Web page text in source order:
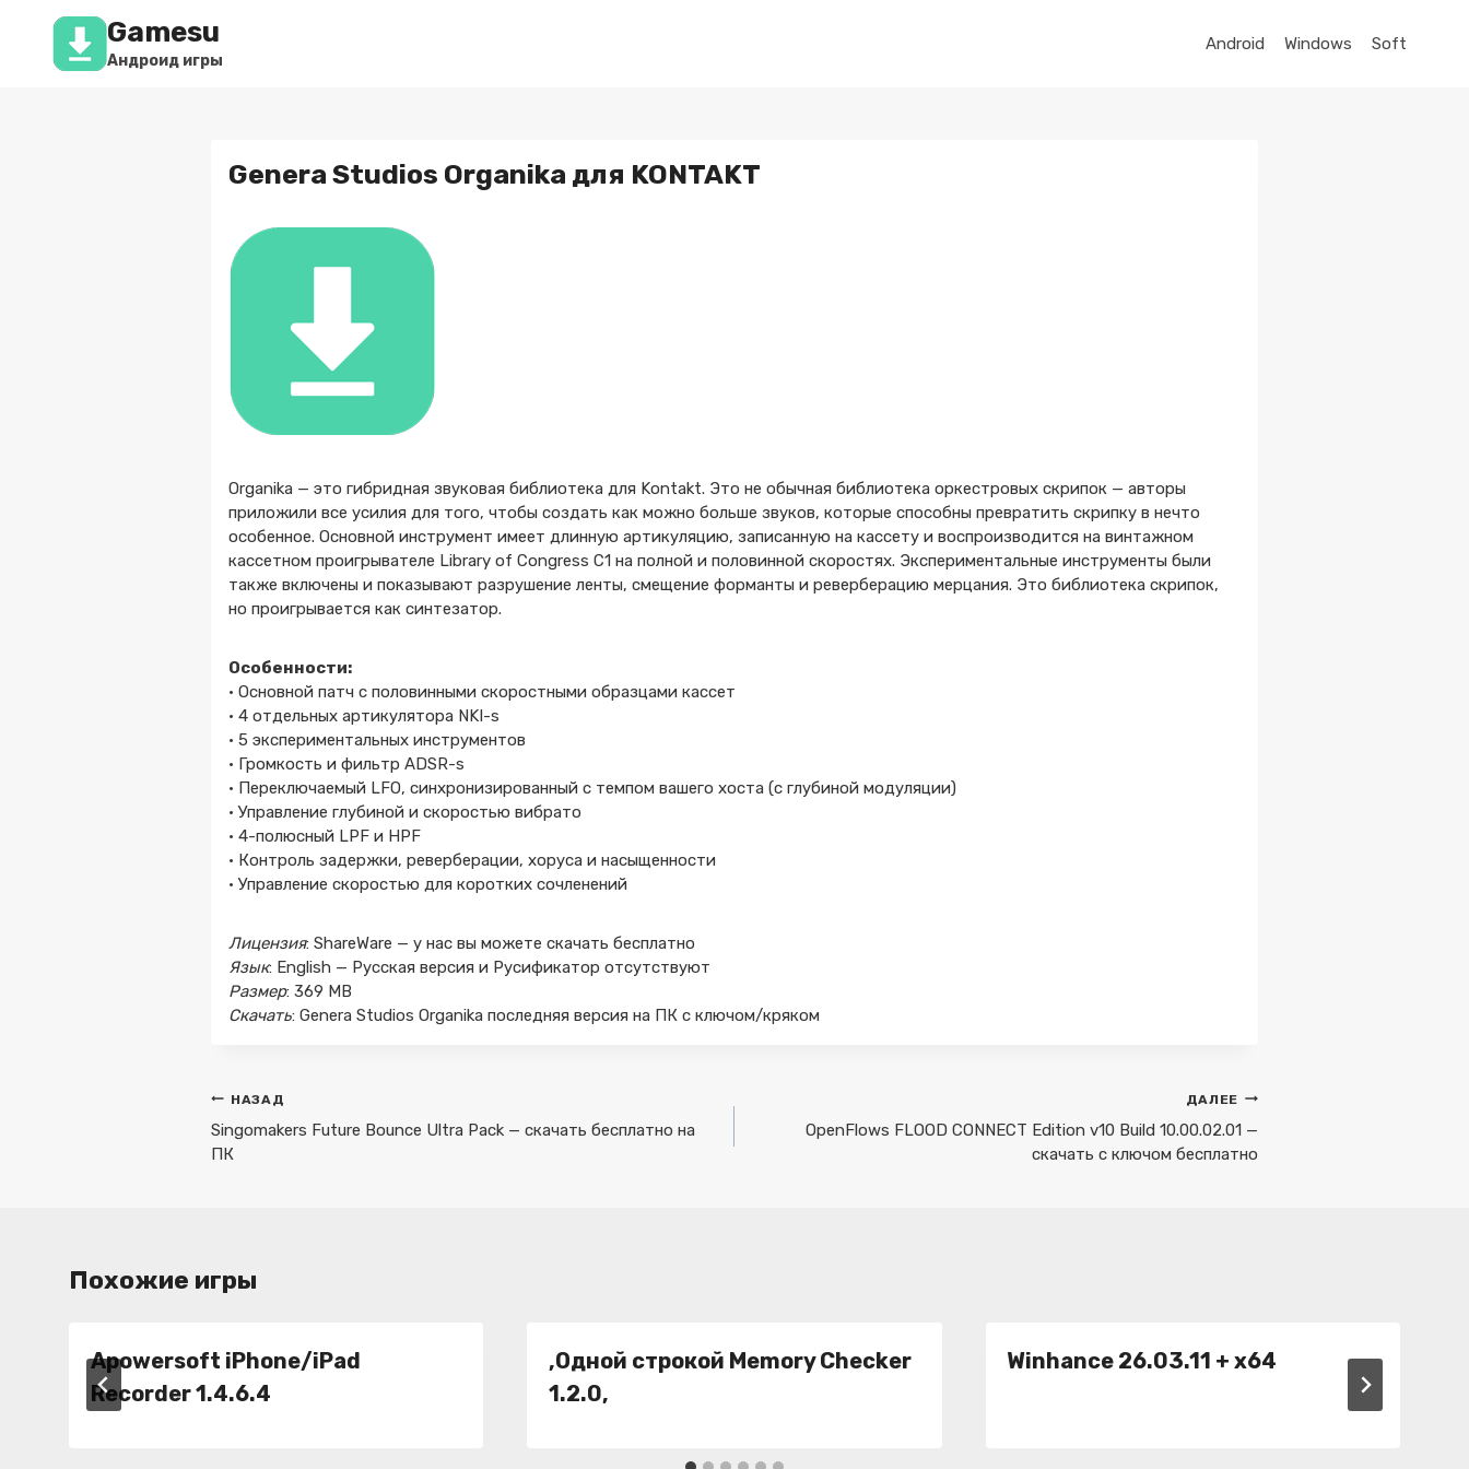
Перейти
содержимому
Gamesu
Андроид игры
Android Windows Soft
Genera Studios Organika для KONTAKT
Organika — это гибридная звуковая библиотека для Kontakt. Это не обычная библиотека оркестровых скрипок — авторы
приложили все усилия для того, чтобы создать как можно больше звуков, которые способны превратить скрипку в нечто
особенное. Основной инструмент имеет длинную артикуляцию, записанную на кассету и воспроизводится на винтажном
кассетном проигрывателе Library of Congress C1 на полной и половинной скоростях. Экспериментальные инструменты были
также включены и показывают разрушение ленты, смещение форманты и реверберацию мерцания. Это библиотека скрипок,
но проигрывается как синтезатор.
Особенности:
• Основной патч с половинными скоростными образцами кассет
• 4 отдельных артикулятора NKI-s
• 5 экспериментальных инструментов
• Громкость и фильтр ADSR-s
• Переключаемый LFO, синхронизированный с темпом вашего хоста (с глубиной модуляции)
• Управление глубиной и скоростью вибрато
• 4-полюсный LPF и HPF
• Контроль задержки, реверберации, хоруса и насыщенности
• Управление скоростью для коротких сочленений
Лицензия: ShareWare — у нас вы можете скачать бесплатно
Язык: English — Русская версия и Русификатор отсутствуют
Размер: 369 MB
Скачать: Genera Studios Organika последняя версия на ПК с ключом/кряком
Навигация
по
записям
НАЗАД
Singomakers Future Bounce Ultra Pack — скачать бесплатно на
ПК
ДАЛЕЕ
OpenFlows FLOOD CONNECT Edition v10 Build 10.00.02.01 —
скачать с ключом бесплатно
Похожие игры
Apowersoft iPhone/iPad
Recorder 1.4.6.4
,Одной строкой Memory Checker
1.2.0,
Winhance 26.03.11 + x64